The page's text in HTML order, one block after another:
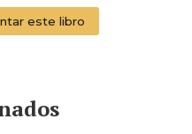
este libro